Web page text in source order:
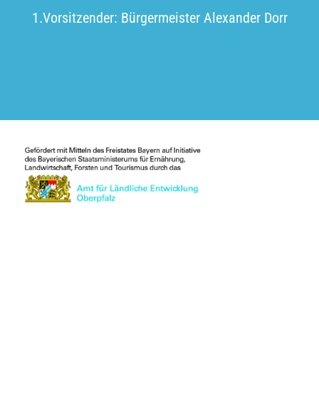
1.Vorsitzender: Bürgermeister Alexander Dorr